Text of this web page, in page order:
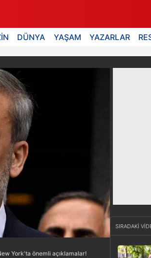
DÜNYA YAŞAM YAZARLAR
York'ta önemli açıklamalar!
SIRADAKİ